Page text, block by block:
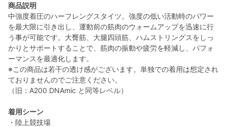
商品説明
中強度着圧のハーフレングスタイツ。強度の低い活動時のパワー
を最大限に引き出し、運動前の筋肉のウォームアップを迅速に行
う事が可能です。大臀筋、大腿四頭筋、ハムストリングスをしっ
かりとサポートすることで、筋肉の振動や疲労を軽減し、パフォ
ーマンスを最適化します。
※この商品は若干の透け感がございます。単独での着用は想定され
ておりませんのでご注意ください。
（旧：A200 DNAmic と同等レベル）
着用シーン
・陸上競技場